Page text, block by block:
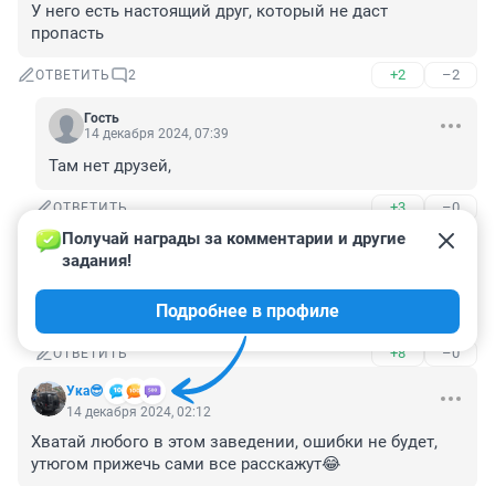
У него есть настоящий друг, который не даст
пропасть
ОТВЕТИТЬ 2 +2 –2
Гость
14 декабря 2024, 07:39
Там нет друзей,
ОТВЕТИТЬ +3 –0
Гость
14 декабря 2024, 08:20
Какой друг, он сейчас сам ждёт своего часа, банда
ОТВЕТИТЬ +8 –0
Ука😎
Получай награды за комментарии и другие
задания!
Подробнее в профиле
14 декабря 2024, 02:12
Хватай любого в этом заведении, ошибки не будет,
утюгом прижечь сами все расскажут😂